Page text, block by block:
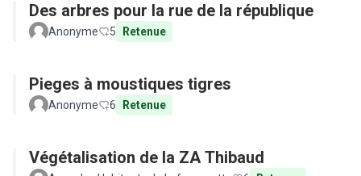
Des arbres pour la rue de la république
Anonyme 5 Retenue
Pieges à moustiques tigres
Anonyme 6 Retenue
Végétalisation de la ZA Thibaud